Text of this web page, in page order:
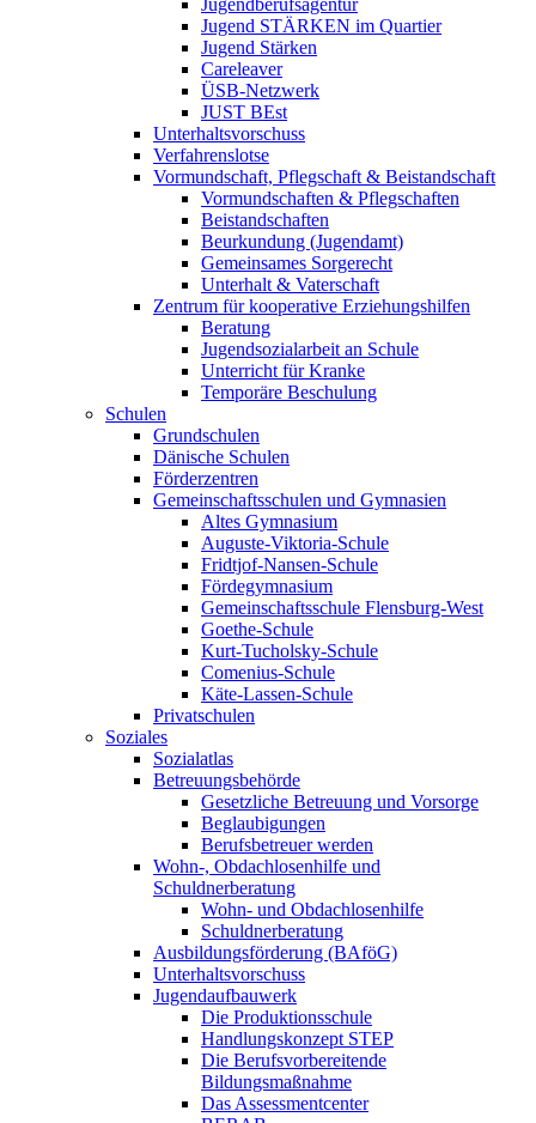
Jugendberufsagentur
Jugend STÄRKEN im Quartier
Jugend Stärken
Careleaver
ÜSB-Netzwerk
JUST BEst
Unterhaltsvorschuss
Verfahrenslotse
Vormundschaft, Pflegschaft & Beistandschaft
Vormundschaften & Pflegschaften
Beistandschaften
Beurkundung (Jugendamt)
Gemeinsames Sorgerecht
Unterhalt & Vaterschaft
Zentrum für kooperative Erziehungshilfen
Beratung
Jugendsozialarbeit an Schule
Unterricht für Kranke
Temporäre Beschulung
Schulen
Grundschulen
Dänische Schulen
Förderzentren
Gemeinschaftsschulen und Gymnasien
Altes Gymnasium
Auguste-Viktoria-Schule
Fridtjof-Nansen-Schule
Fördegymnasium
Gemeinschaftsschule Flensburg-West
Goethe-Schule
Kurt-Tucholsky-Schule
Comenius-Schule
Käte-Lassen-Schule
Privatschulen
Soziales
Sozialatlas
Betreuungsbehörde
Gesetzliche Betreuung und Vorsorge
Beglaubigungen
Berufsbetreuer werden
Wohn-, Obdachlosenhilfe und
Schuldnerberatung
Wohn- und Obdachlosenhilfe
Schuldnerberatung
Ausbildungsförderung (BAföG)
Unterhaltsvorschuss
Jugendaufbauwerk
Die Produktionsschule
Handlungskonzept STEP
Die Berufsvorbereitende
Bildungsmaßnahme
Das Assessmentcenter